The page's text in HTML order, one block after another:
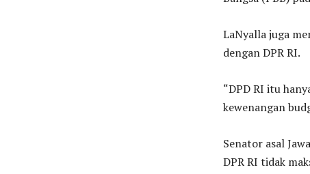
LaNyalla juga
dengan DPR RI.
“DPD RI itu
kewenangan
Senator asal
DPR RI tidak